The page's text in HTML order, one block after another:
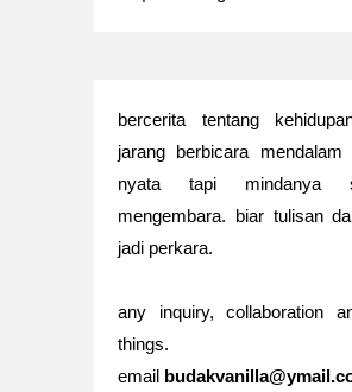
bercerita tentang
jarang berbicara
nyata tapi mindanya
mengembara. biar tulisan
jadi perkara.
any inquiry, collaboration
things.
email